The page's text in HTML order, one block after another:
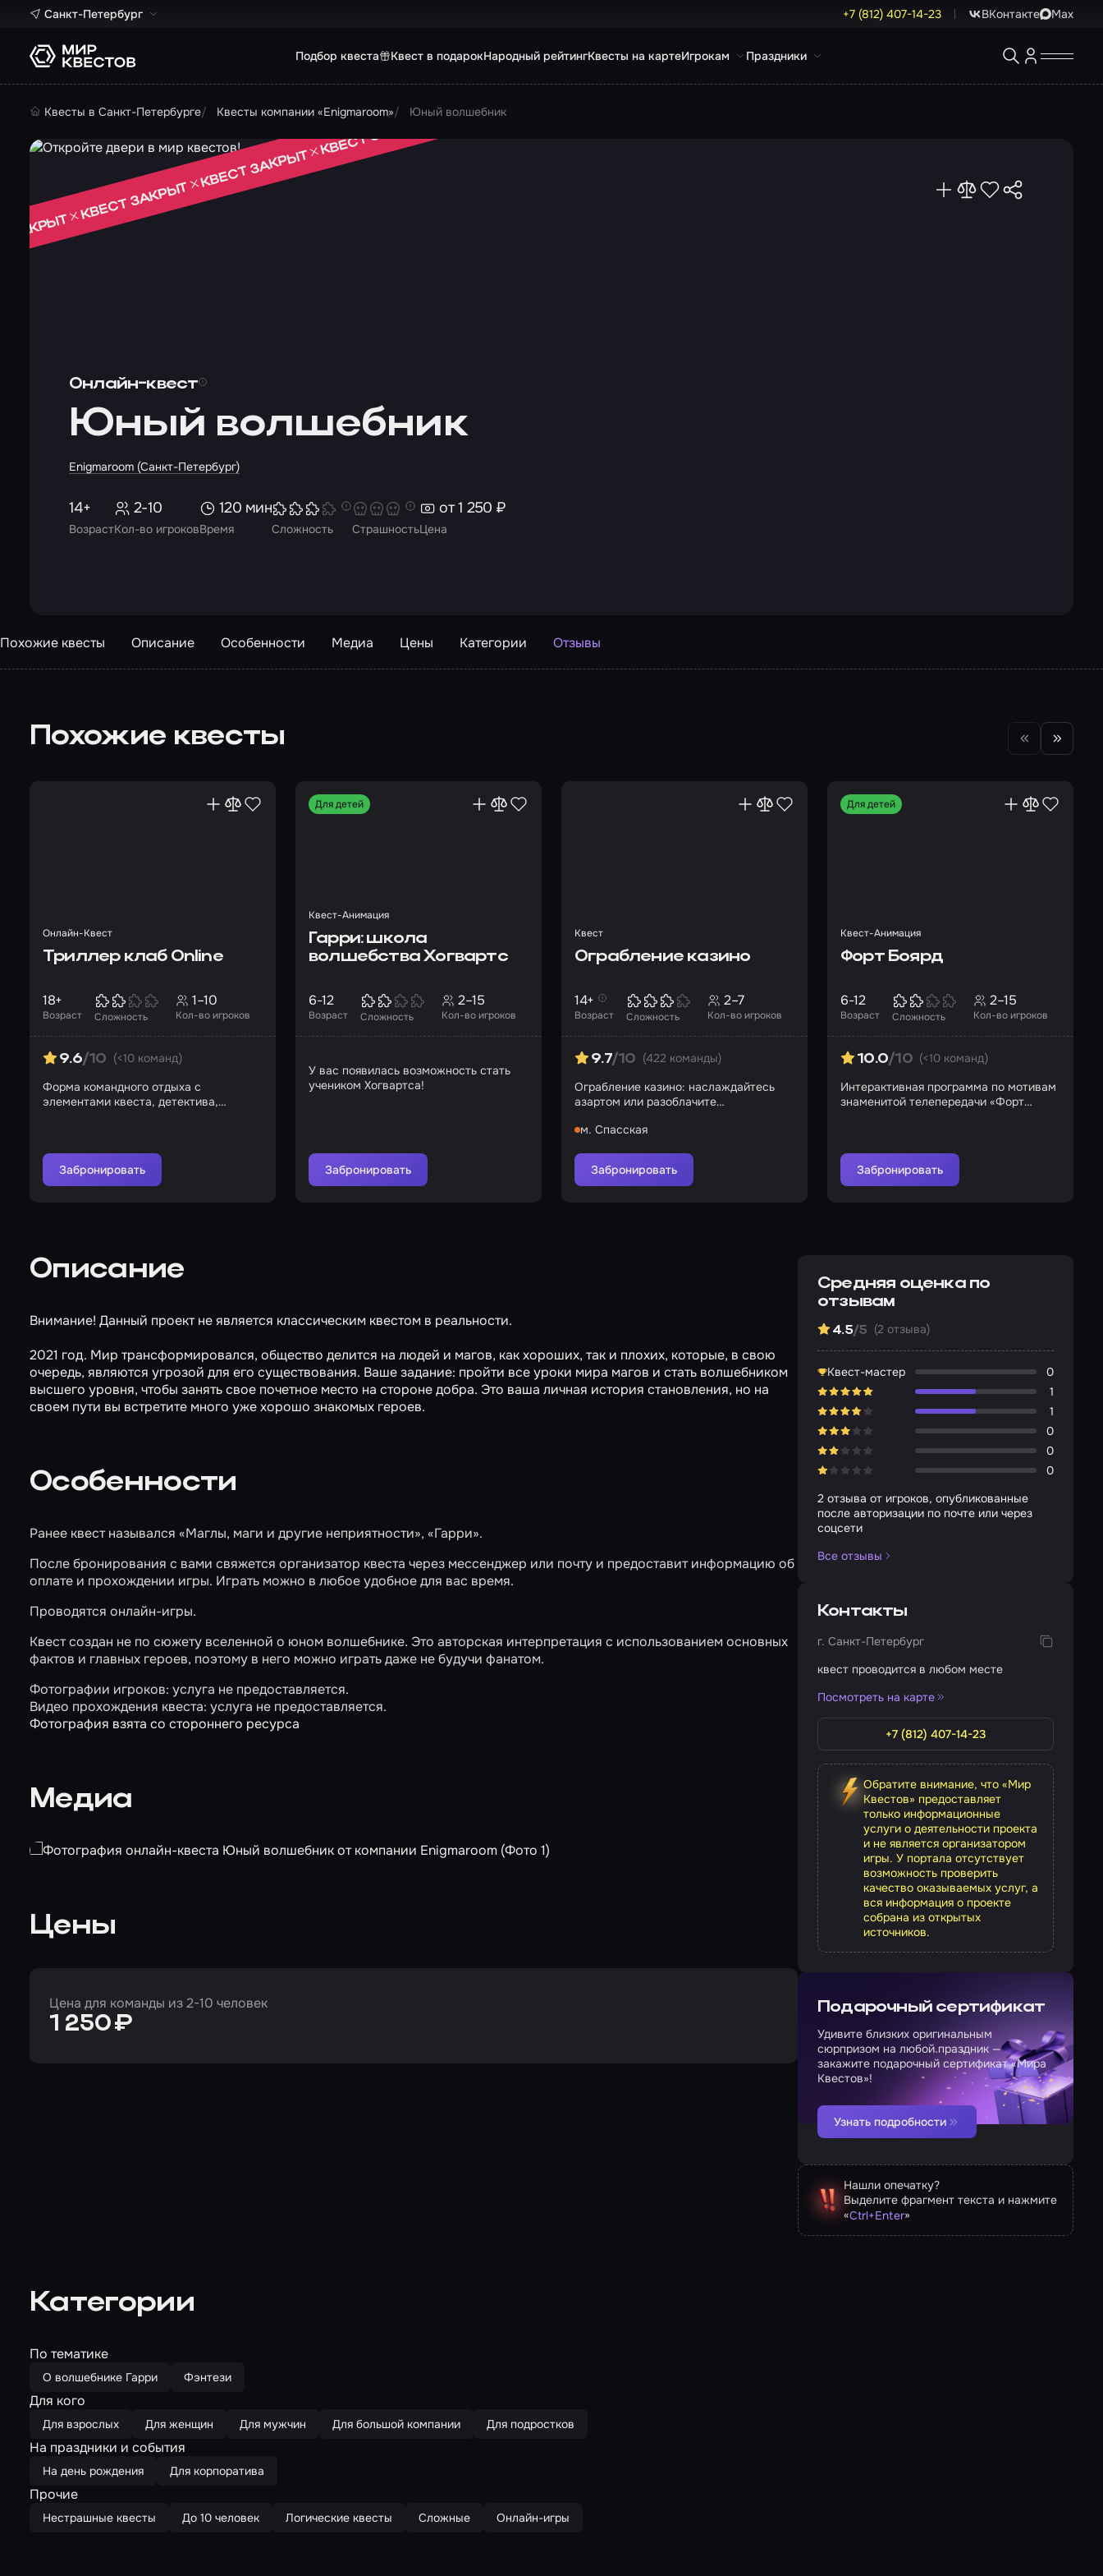
Санкт-Петербург +7 (812) 407-14-23 ВКонтакте Max
Подбор квеста Квест в подарокНародный рейтингКвесты на картеИгрокам Праздники
Квесты в Санкт-Петербурге Квесты компании «Enigmaroom» Юный волшебник
Онлайн-квест
Юный волшебник
Enigmaroom (Санкт-Петербург)
ЗАКРЫТ
КВЕСТ ЗАКРЫТ
КВЕСТ ЗАКРЫТ
КВЕСТ ЗАКРЫТ
Возраст
14+
Кол-во игроков
2-10
Время
120 мин
Сложность СтрашностьЦена
от 1 250 ₽
Похожие квесты Описание Особенности Медиа Цены Категории Отзывы
Похожие квесты
Онлайн-Квест
Триллер клаб Online
Возраст
18+
Сложность Кол-во игроков
1–10
9.6/10 (<10 команд)
Форма командного отдыха с
элементами квеста, детектива,
Забронировать
Для детей
Квест-Анимация
Гарри: школа
волшебства Хогвартс
Возраст
6-12
Сложность Кол-во игроков
2–15
У вас появилась возможность стать
учеником Хогвартса!
Забронировать
Квест
Ограбление казино
Возраст
14+
Сложность Кол-во игроков
2–7
9.7/10 (422 команды)
Ограбление казино: наслаждайтесь
азартом или разоблачите
м. Спасская
Забронировать
Для детей
Квест-Анимация
Форт Боярд
Возраст
6-12
Сложность Кол-во игроков
2–15
10.0/10 (<10 команд)
Интерактивная программа по мотивам
знаменитой телепередачи «Форт
Забронировать
Описание
Внимание! Данный проект не является классическим квестом в реальности.
2021 год. Мир трансформировался, общество делится на людей и магов, как хороших, так и плохих, которые, в свою
очередь, являются угрозой для его существования. Ваше задание: пройти все уроки мира магов и стать волшебником
высшего уровня, чтобы занять свое почетное место на стороне добра. Это ваша личная история становления, но на
своем пути вы встретите много уже хорошо знакомых героев.
Особенности
Ранее квест назывался «Маглы, маги и другие неприятности», «Гарри».
После бронирования с вами свяжется организатор квеста через мессенджер или почту и предоставит информацию об
оплате и прохождении игры. Играть можно в любое удобное для вас время.
Проводятся онлайн-игры.
Квест создан не по сюжету вселенной о юном волшебнике. Это авторская интерпретация с использованием основных
фактов и главных героев, поэтому в него можно играть даже не будучи фанатом.
Фотографии игроков: услуга не предоставляется.
Видео прохождения квеста: услуга не предоставляется.
Фотография взята со стороннего ресурса
Медиа
Цены
Цена для команды из 2-10 человек
1 250 ₽
Средняя оценка по
отзывам
4.5/5 (2 отзыва)
Квест-мастер
0
1
1
0
0
0
2 отзыва от игроков, опубликованные
после авторизации по почте или через
соцсети
Все отзывы
Контакты
г. Санкт-Петербург
квест проводится в любом месте
Посмотреть на карте
+7 (812) 407-14-23
Обратите внимание, что «Мир
Квестов» предоставляет
только информационные
услуги о деятельности проекта
и не является организатором
игры. У портала отсутствует
возможность проверить
качество оказываемых услуг, а
вся информация о проекте
собрана из открытых
источников.
Подарочный сертификат
Удивите близких оригинальным
сюрпризом на любой праздник —
закажите подарочный сертификат «Мира
Квестов»!
Узнать подробности
Нашли опечатку?
Выделите фрагмент текста и нажмите
«Ctrl+Enter»
Категории
По тематике
О волшебнике Гарри Фэнтези
Для кого
Для взрослых Для женщин Для мужчин Для большой компании Для подростков
На праздники и события
На день рождения Для корпоратива
Прочие
Нестрашные квесты До 10 человек Логические квесты Сложные Онлайн-игры